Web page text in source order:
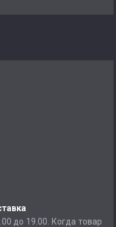
до 19.00. Когда товар